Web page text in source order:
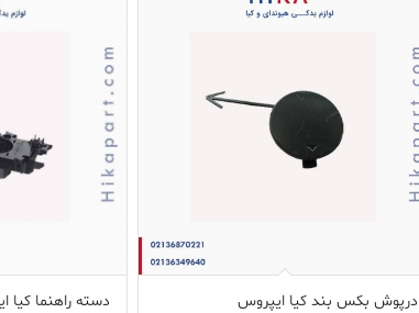
درپوش بکس بند کیا ایپروس دسته راهنما کیا